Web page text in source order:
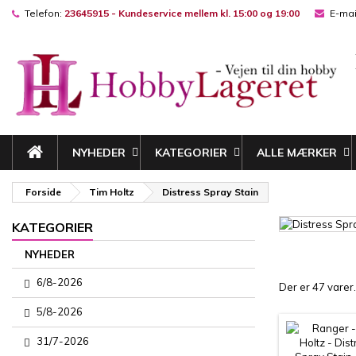
Telefon: 23645915 - Kundeservice mellem kl. 15:00 og 19:00 E-
NYHEDER KATEGORIER ALLE MÆRKER
Forside Tim Holtz Distress Spray Stain
KATEGORIER
NYHEDER
6/8-2026
5/8-2026
31/7-2026
Der er 47 varer.